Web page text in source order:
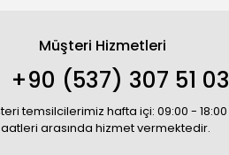
Müşteri Hizmetleri
+90 (537) 307 51 03
temsilcilerimiz hafta içi: 09:00 - 18:00
arasında hizmet vermektedir.